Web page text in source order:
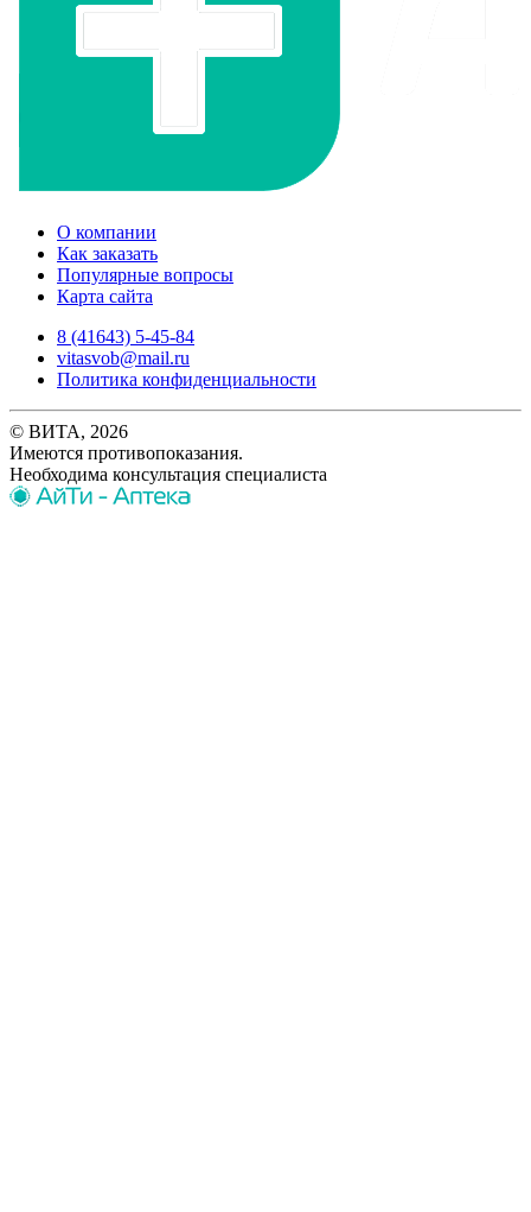
О компании
Как заказать
Популярные вопросы
Карта сайта
8 (41643) 5-45-84
vitasvob@mail.ru
Политика конфиденциальности
© ВИТА, 2026
Имеются противопоказания.
Необходима консультация специалиста